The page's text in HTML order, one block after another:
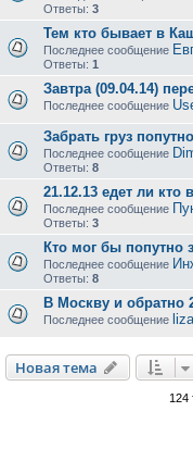
Ответы: 3
Тем кто бывает в
Последнее сообщение
Ответы: 1
Завтра (09.04.14)
Последнее сообщение
Забрать груз
Последнее сообщение
Ответы: 8
21.12.13 едет ли кто
Последнее сообщение
Ответы: 3
Кто мог бы попутно
Последнее сообщение
Ответы: 8
В Москву и обратно
Последнее сообщение
Новая тема
124